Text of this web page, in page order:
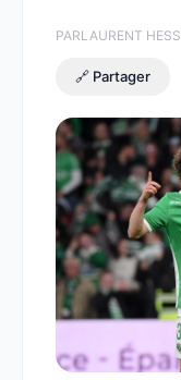
PARLAURENT HESS
🔗 Partager